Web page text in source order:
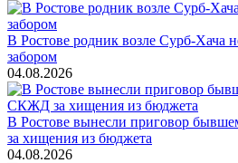
В Ростове родник возле Сурб-Хача
забором
04.08.2026
В Ростове вынесли приговор
за хищения из бюджета
04.08.2026